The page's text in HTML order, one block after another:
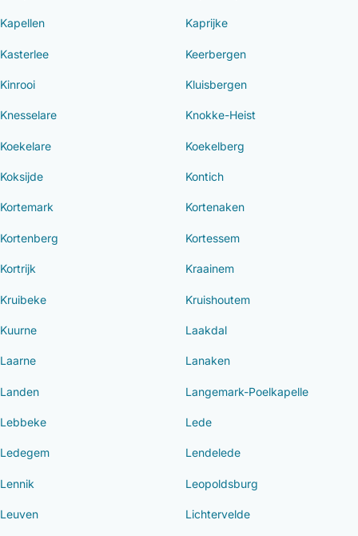
Kapellen Kaprijke
Kasterlee Keerbergen
Kinrooi Kluisbergen
Knesselare Knokke-Heist
Koekelare Koekelberg
Koksijde Kontich
Kortemark Kortenaken
Kortenberg Kortessem
Kortrijk Kraainem
Kruibeke Kruishoutem
Kuurne Laakdal
Laarne Lanaken
Landen Langemark-Poelkapelle
Lebbeke Lede
Ledegem Lendelede
Lennik Leopoldsburg
Leuven Lichtervelde